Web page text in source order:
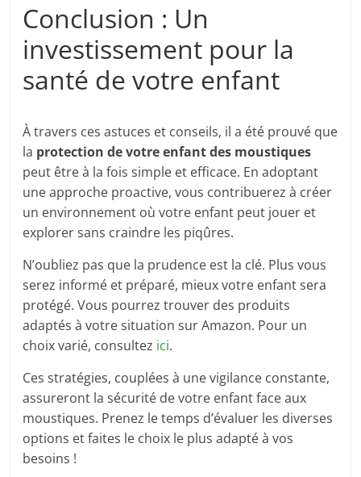
Conclusion : Un
investissement pour la
santé de votre enfant
À travers ces astuces et conseils, il a été prouvé que
la protection de votre enfant des moustiques
peut être à la fois simple et efficace. En adoptant
une approche proactive, vous contribuerez à créer
un environnement où votre enfant peut jouer et
explorer sans craindre les piqûres.
N’oubliez pas que la prudence est la clé. Plus vous
serez informé et préparé, mieux votre enfant sera
protégé. Vous pourrez trouver des produits
adaptés à votre situation sur Amazon. Pour un
choix varié, consultez ici.
Ces stratégies, couplées à une vigilance constante,
assureront la sécurité de votre enfant face aux
moustiques. Prenez le temps d’évaluer les diverses
options et faites le choix le plus adapté à vos
besoins !